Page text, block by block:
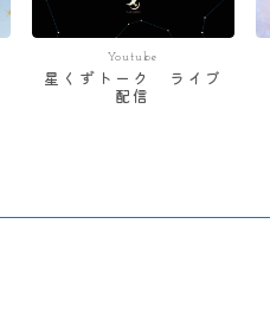
Youtube
星くずトーク ライブ
配信